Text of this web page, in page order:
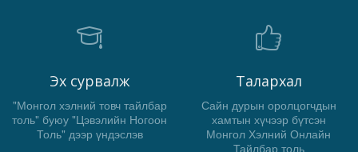
Эх сурвалж
"Монгол хэлний товч тайлбар
толь" буюу "Цэвэлийн Ногоон
Толь" дээр үндэслэв
Талархал
Сайн дурын оролцогчдын
хамтын хүчээр бүтсэн
Монгол Хэлний Онлайн
Тайлбар толь